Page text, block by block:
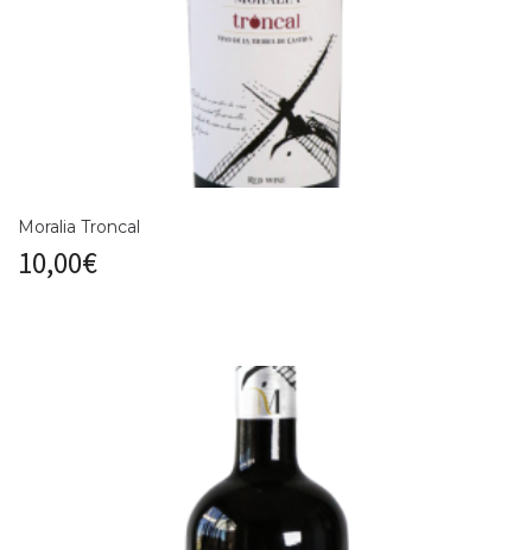
Moralia Troncal
10,00€